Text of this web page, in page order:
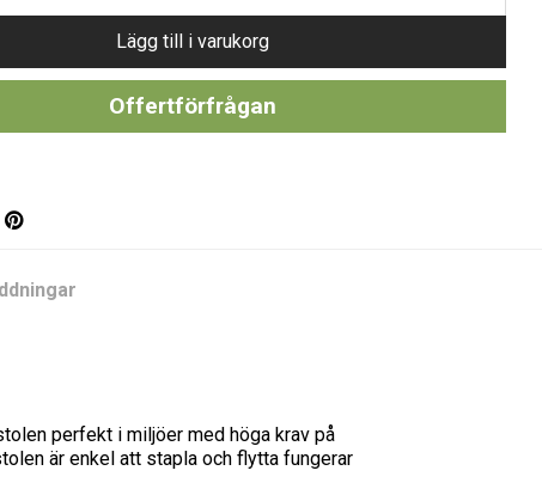
Lägg till i varukorg
Offertförfrågan
perfekt i miljöer med höga krav på
är enkel att stapla och flytta fungerar